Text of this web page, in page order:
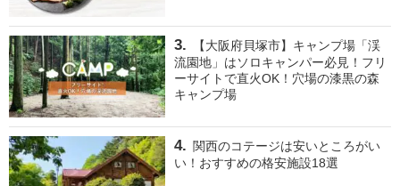
【大阪府貝塚市】キャンプ場「渓
流園地」はソロキャンパー必見！フリ
ーサイトで直火OK！穴場の漆黒の森
キャンプ場
関西のコテージは安いところがい
い！おすすめの格安施設18選